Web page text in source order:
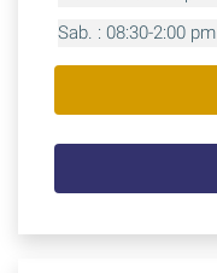
Sab. : 08:30-2:00 pm